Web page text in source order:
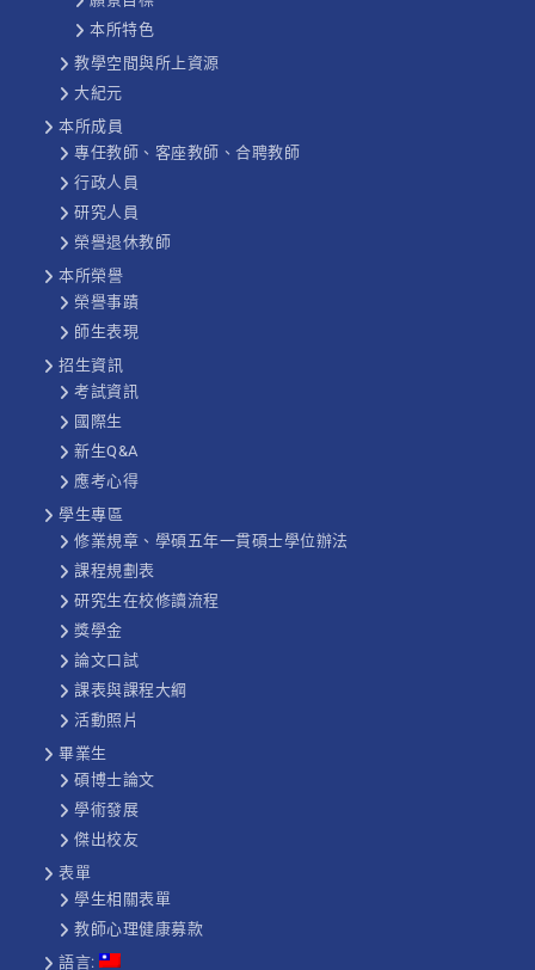
本所特色
教學空間與所上資源
大紀元
本所成員
專任教師、客座教師、合聘教師
行政人員
研究人員
榮譽退休教師
本所榮譽
榮譽事蹟
師生表現
招生資訊
考試資訊
國際生
新生Q&A
應考心得
學生專區
修業規章、學碩五年一貫碩士學位辦法
課程規劃表
研究生在校修讀流程
獎學金
論文口試
課表與課程大綱
活動照片
畢業生
碩博士論文
學術發展
傑出校友
表單
學生相關表單
教師心理健康募款
語言: